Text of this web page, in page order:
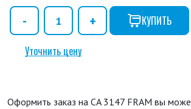
КУПИТЬ
Уточнить цену
Оформить заказ на CA 3147 FRAM вы